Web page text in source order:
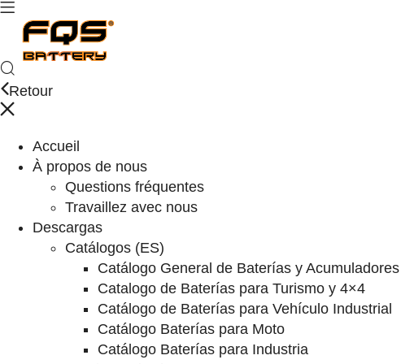
Retour
Accueil
À propos de nous
Questions fréquentes
Travaillez avec nous
Descargas
Catálogos (ES)
Catálogo General de Baterías y Acumuladores
Catalogo de Baterías para Turismo y 4×4
Catálogo de Baterías para Vehículo Industrial
Catálogo Baterías para Moto
Catálogo Baterías para Industria